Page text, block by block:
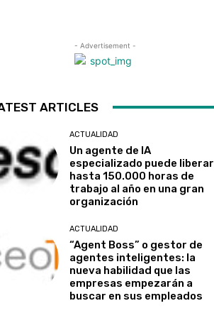
- Advertisement -
ARTICLES
ACTUALIDAD
Un agente de IA
especializado puede liberar
hasta 150.000 horas de
trabajo al año en una gran
organización
ACTUALIDAD
“Agent Boss” o gestor de
agentes inteligentes: la
nueva habilidad que las
empresas empezarán a
buscar en sus empleados